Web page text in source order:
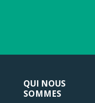
QUI NOUS
SOMMES